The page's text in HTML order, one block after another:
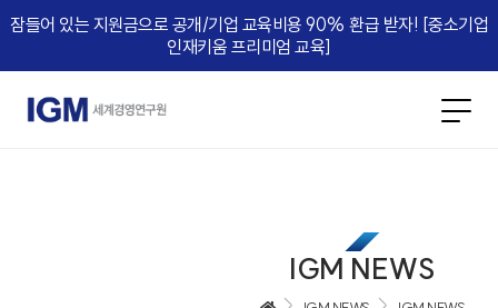
잠들어 있는 지원금으로 공개/기업 교육비용 90% 환급 받자! [중소기업
인재키움 프리미엄 교육]​
IGM NEWS